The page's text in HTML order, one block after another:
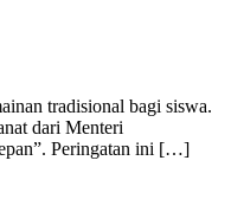
tradisional bagi siswa.
dari Menteri
Peringatan ini […]